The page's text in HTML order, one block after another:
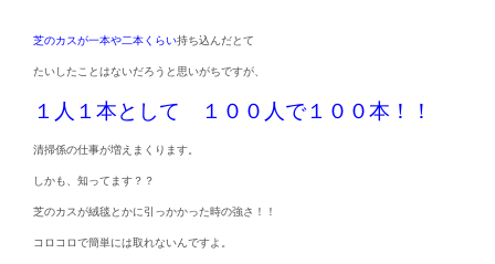
芝のカスが一本や二本くらい持ち込んだとて
たいしたことはないだろうと思いがちですが、
１人１本として １００人で１００本！！
清掃係の仕事が増えまくります。
しかも、知ってます？？
芝のカスが絨毯とかに引っかかった時の強さ！！
コロコロで簡単には取れないんですよ。